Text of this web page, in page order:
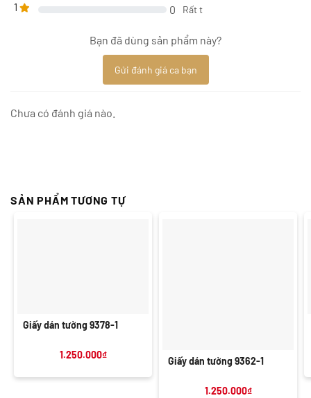
1 0 Rất t
Bạn đã dùng sản phẩm này?
Gửi đánh giá ca bạn
Chưa có đánh giá nào.
SẢN PHẨM TƯƠNG TỰ
Giấy dán tường 9378-1
1.250.000₫
Giấy dán tường 9362-1
1.250.000₫